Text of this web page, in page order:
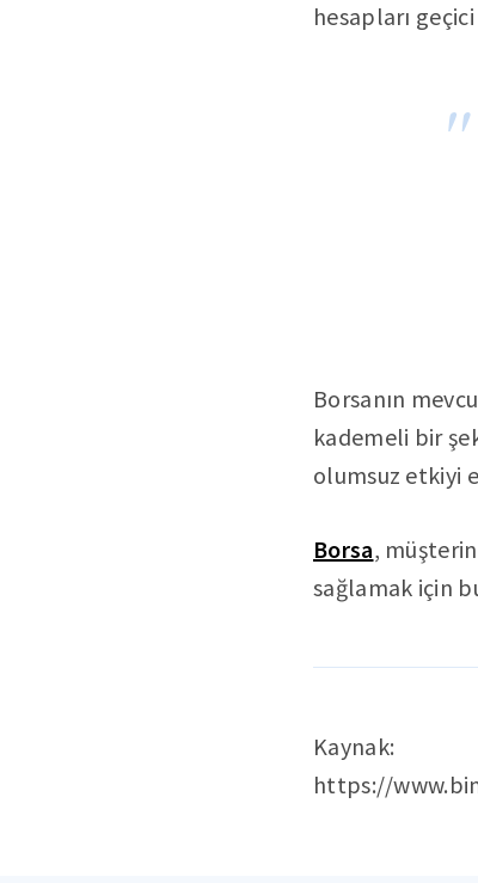
hesapları
Borsanın
kademeli bir
olumsuz etkiyi
Borsa,
sağlamak için
Kaynak:
https://